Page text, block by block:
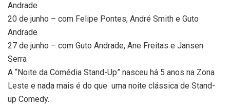
Andrade
20 de junho – com Felipe Pontes, André Smith e Guto
Andrade
27 de junho – com Guto Andrade, Ane Freitas e Jansen
Serra
A “Noite da Comédia Stand-Up” nasceu há 5 anos na Zona
Leste e nada mais é do que uma noite clássica de Stand-
up Comedy.